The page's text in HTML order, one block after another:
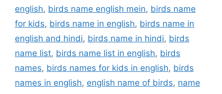
english, birds name english mein, birds name
for kids, birds name in english, birds name in
english and hindi, birds name in hindi, birds
name list, birds name list in english, birds
names, birds names for kids in english, birds
names in english, english name of birds, name